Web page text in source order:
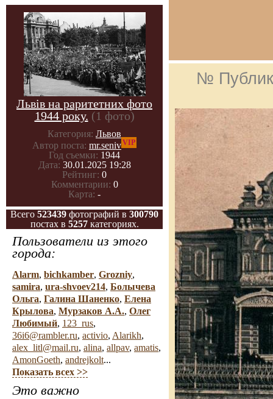
Львів на раритетних фото
1944 року. (1 фото)
Категория: Львов
Автор поста: mr.senivVIP
Год съемки: 1944
Дата: 30.01.2025 19:28
Рейтинг: 0
Комментарии: 0
Карта: -
Всего 523439 фотографий в 300790
постах в 5257категориях.
Пользователи из этого
города:
Alarm, bichkamber, Grozniy,
samira, ura-shvoev214, Болычева
Ольга, Галина Шаненко, Елена
Крылова, Мурзаков А.А., Олег
Любимый, 123_rus,
36i6@rambler.ru, activio, Alarikh,
alex_litl@mail.ru, alina, allpav, amatis,
AmonGoeth, andrejkolt...
Показать всех >>
Это важно
№